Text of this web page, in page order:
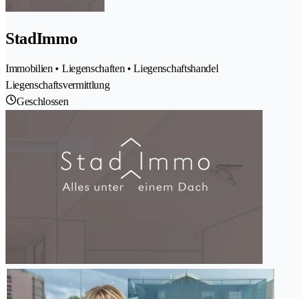
StadImmo
Immobilien • Liegenschaften • Liegenschaftshandel
Liegenschaftsvermittlung
Geschlossen